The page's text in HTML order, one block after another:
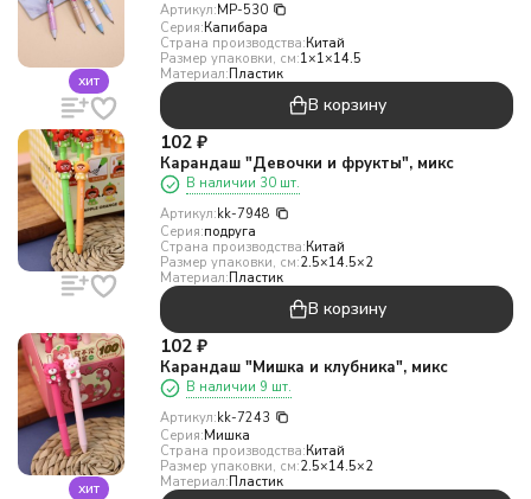
хит
Артикул:MP-530
Серия:Капибара
Страна производства:Китай
Размер упаковки, см:1×1×14.5
Материал:Пластик
В корзину
102 ₽
Карандаш "Девочки и фрукты", микс
В наличии 30 шт.
Артикул:kk-7948
Серия:подруга
Страна производства:Китай
Размер упаковки, см:2.5×14.5×2
Материал:Пластик
В корзину
хит
102 ₽
Карандаш "Мишка и клубника", микс
В наличии 9 шт.
Артикул:kk-7243
Серия:Мишка
Страна производства:Китай
Размер упаковки, см:2.5×14.5×2
Материал:Пластик